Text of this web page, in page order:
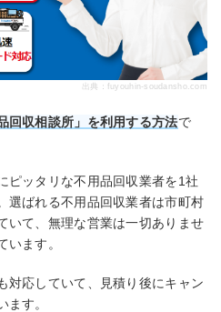
出典： fuyouhin-soudansho.com
回収相談所」を利用する方法で
ピッタリな不用品回収業者を1社
選ばれる不用品回収業者は市町村
いて、無理な営業は一切ありませ
います。
対応していて、見積り後にキャン
ます。